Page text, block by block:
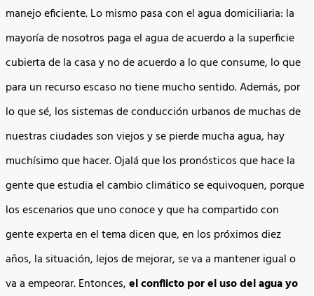
manejo eficiente. Lo mismo pasa con el agua domiciliaria: la
mayoría de nosotros paga el agua de acuerdo a la superficie
cubierta de la casa y no de acuerdo a lo que consume, lo que
para un recurso escaso no tiene mucho sentido. Además, por
lo que sé, los sistemas de conducción urbanos de muchas de
nuestras ciudades son viejos y se pierde mucha agua, hay
muchísimo que hacer. Ojalá que los pronósticos que hace la
gente que estudia el cambio climático se equivoquen, porque
los escenarios que uno conoce y que ha compartido con
gente experta en el tema dicen que, en los próximos diez
años, la situación, lejos de mejorar, se va a mantener igual o
va a empeorar. Entonces,el conflicto por el uso del agua yo